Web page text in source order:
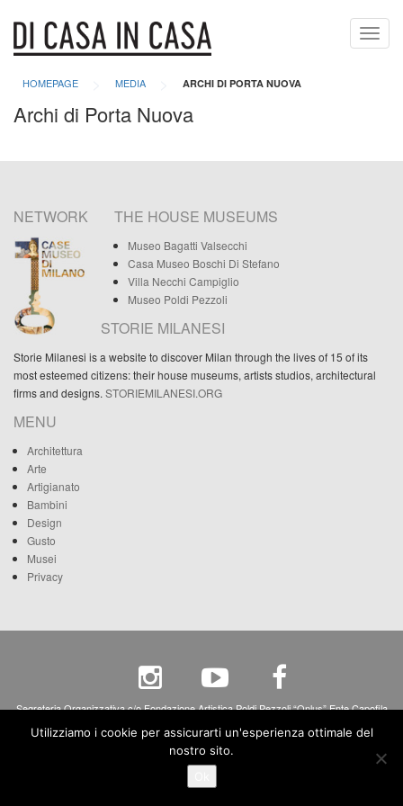
HOMEPAGE MEDIA ARCHI DI PORTA NUOVA
Archi di Porta Nuova
NETWORK THE HOUSE MUSEUMS
Museo Bagatti Valsecchi
Casa Museo Boschi Di Stefano
Villa Necchi Campiglio
Museo Poldi Pezzoli
STORIE MILANESI
Storie Milanesi is a website to discover Milan through the lives of 15 of its
most esteemed citizens: their house museums, artists studios, architectural
firms and designs. STORIEMILANESI.ORG
MENU
Architettura
Arte
Artigianato
Bambini
Design
Gusto
Musei
Privacy
Segreteria Organizzativa c/o Fondazione Artistica Poldi Pezzoli “Onlus” Ente Capofila
Utilizziamo i cookie per assicurarti un'esperienza ottimale del
nostro sito.